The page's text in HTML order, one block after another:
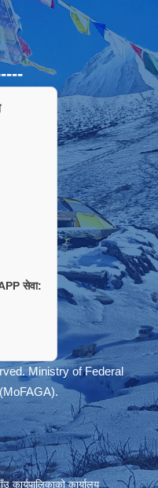
सेवा:
Ministry of Federal
कार्यपालिकाको कार्यालय